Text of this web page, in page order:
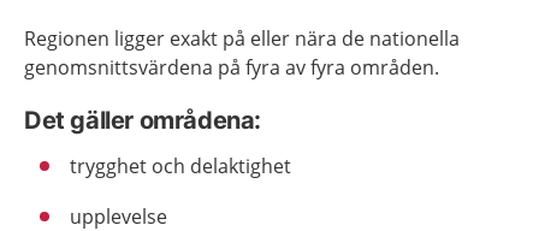
Regionen ligger exakt på eller nära de nationella
genomsnittsvärdena på fyra av fyra områden.
Det gäller områdena:
trygghet och delaktighet
upplevelse